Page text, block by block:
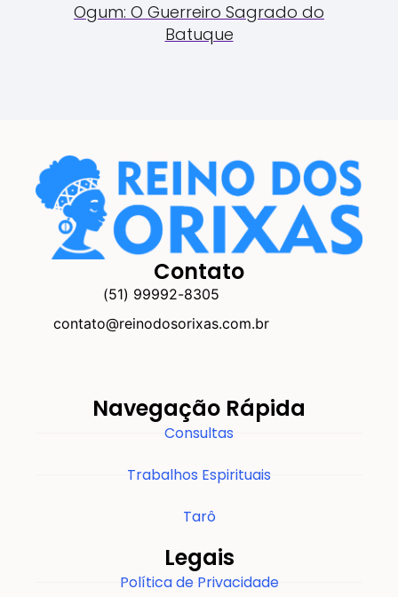
Ogum: O Guerreiro Sagrado do
Batuque
Contato
(51) 99992-8305
contato@reinodosorixas.com.br
Navegação Rápida
Consultas
Trabalhos Espirituais
Tarô
Legais
Política de Privacidade